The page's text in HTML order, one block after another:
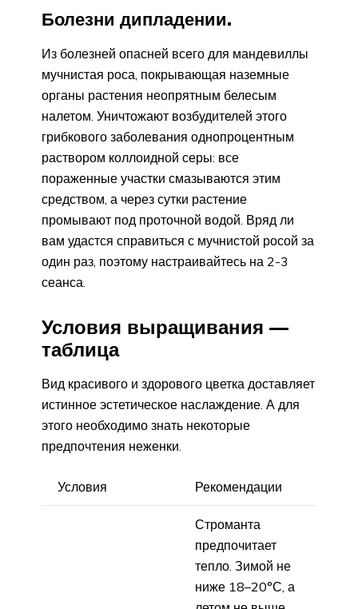
Болезни дипладении.
Из болезней опасней всего для мандевиллы
мучнистая роса, покрывающая наземные
органы растения неопрятным белесым
налетом. Уничтожают возбудителей этого
грибкового заболевания однопроцентным
раствором коллоидной серы: все
пораженные участки смазываются этим
средством, а через сутки растение
промывают под проточной водой. Вряд ли
вам удастся справиться с мучнистой росой за
один раз, поэтому настраивайтесь на 2-3
сеанса.
Условия выращивания —
таблица
Вид красивого и здорового цветка доставляет
истинное эстетическое наслаждение. А для
этого необходимо знать некоторые
предпочтения неженки.
Условия Рекомендации
Строманта
предпочитает
тепло. Зимой не
ниже 18–20°С, а